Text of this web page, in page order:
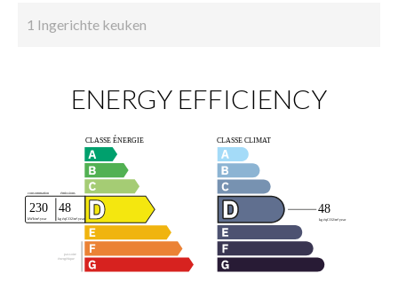
1 Ingerichte keuken
ENERGY EFFICIENCY